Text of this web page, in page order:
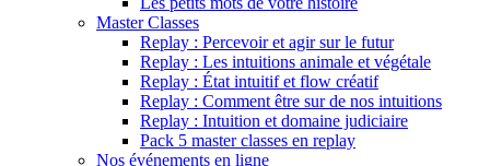
Master Classes
Replay : Percevoir et agir sur le futur
Replay : Les intuitions animale et végétale
Replay : État intuitif et flow créatif
Replay : Comment être sur de nos intuitions
Replay : Intuition et domaine judiciaire
Pack 5 master classes en replay
Nos événements en ligne